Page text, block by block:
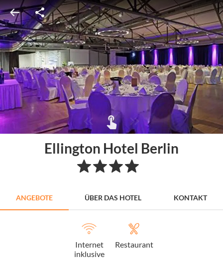
Ellington Hotel Berlin
ANGEBOTE ÜBER DAS HOTEL KONTAKT
Internet
inklusive
Restaurant